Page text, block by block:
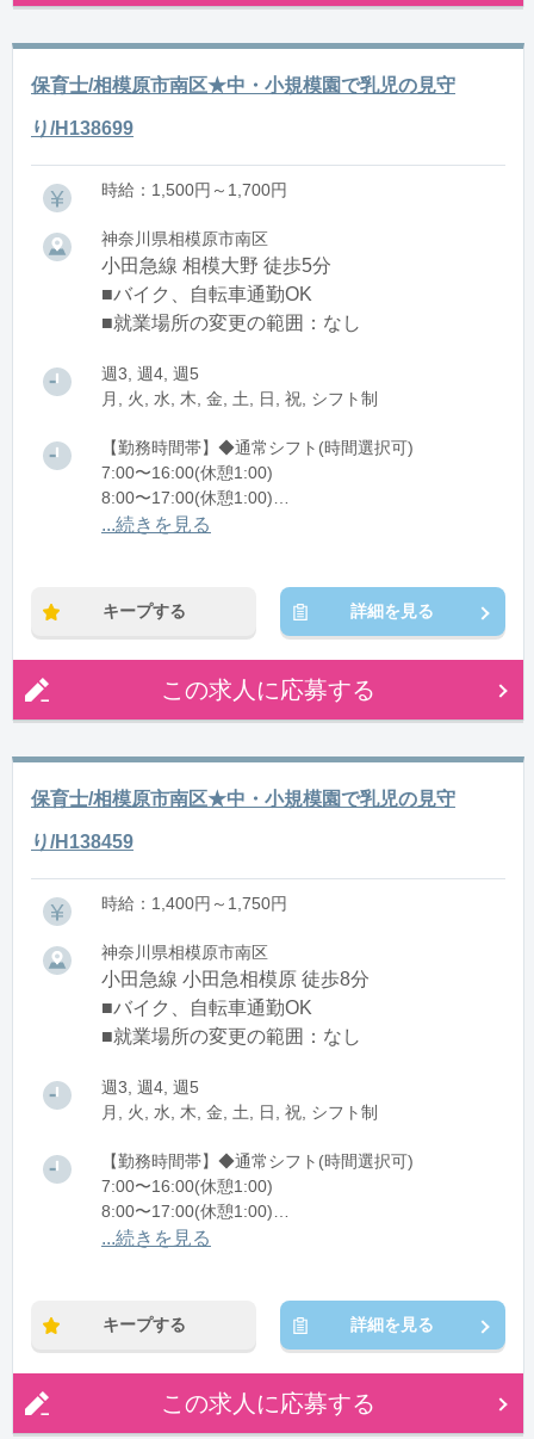
保育士/相模原市南区★中・小規模園で乳児の見守
り/H138699
時給：1,500円～1,700円
神奈川県相模原市南区
小田急線 相模大野 徒歩5分
■バイク、自転車通勤OK
■就業場所の変更の範囲：なし
週3, 週4, 週5
月, 火, 水, 木, 金, 土, 日, 祝, シフト制
【勤務時間帯】◆通常シフト(時間選択可)
7:00〜16:00(休憩1:00)
8:00〜17:00(休憩1:00)
12:00〜21:00(休憩1:00)
...続きを見る
キープする 詳細を見る
この求人に応募する
保育士/相模原市南区★中・小規模園で乳児の見守
り/H138459
時給：1,400円～1,750円
神奈川県相模原市南区
小田急線 小田急相模原 徒歩8分
■バイク、自転車通勤OK
■就業場所の変更の範囲：なし
週3, 週4, 週5
月, 火, 水, 木, 金, 土, 日, 祝, シフト制
【勤務時間帯】◆通常シフト(時間選択可)
7:00〜16:00(休憩1:00)
8:00〜17:00(休憩1:00)
12:00〜21:00(休憩1:00)
...続きを見る
キープする 詳細を見る
この求人に応募する